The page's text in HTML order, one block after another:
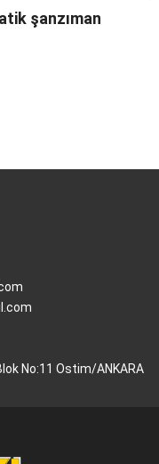
şanzıman
No:11 Ostim/ANKARA